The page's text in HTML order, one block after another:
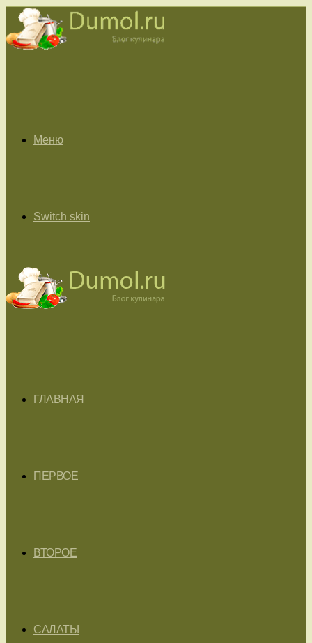
Меню
Switch skin
ГЛАВНАЯ
ПЕРВОЕ
ВТОРОЕ
САЛАТЫ